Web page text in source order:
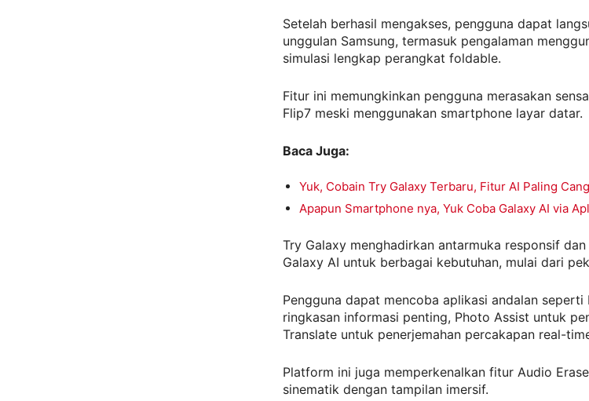
Setelah berhasil mengakses, pengguna dapat
unggulan Samsung, termasuk pengalaman
simulasi lengkap perangkat foldable.
Fitur ini memungkinkan pengguna merasakan
Flip7 meski menggunakan smartphone layar datar.
Baca Juga:
Yuk, Cobain Try Galaxy Terbaru, Fitur AI Paling
Apapun Smartphone nya, Yuk Coba Galaxy AI via
Try Galaxy menghadirkan antarmuka responsif
Galaxy AI untuk berbagai kebutuhan, mulai dari
Pengguna dapat mencoba aplikasi andalan
ringkasan informasi penting, Photo Assist untuk
Translate untuk penerjemahan percakapan real-
Platform ini juga memperkenalkan fitur Audio
sinematik dengan tampilan imersif.